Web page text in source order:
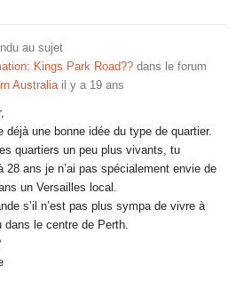
au sujet
Kings Park Road?? dans le forum
Australia il y a 19 ans
déjà une bonne idée du type de quartier.
quartiers un peu plus vivants, tu
28 ans je n’ai pas spécialement envie de
un Versailles local.
s’il n’est pas plus sympa de vivre à
dans le centre de Perth.